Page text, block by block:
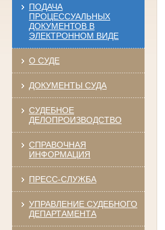
ПОДАЧА
ПРОЦЕССУАЛЬНЫХ
ДОКУМЕНТОВ В
ЭЛЕКТРОННОМ ВИДЕ
О СУДЕ
ДОКУМЕНТЫ СУДА
СУДЕБНОЕ
ДЕЛОПРОИЗВОДСТВО
СПРАВОЧНАЯ
ИНФОРМАЦИЯ
ПРЕСС-СЛУЖБА
УПРАВЛЕНИЕ СУДЕБНОГО
ДЕПАРТАМЕНТА